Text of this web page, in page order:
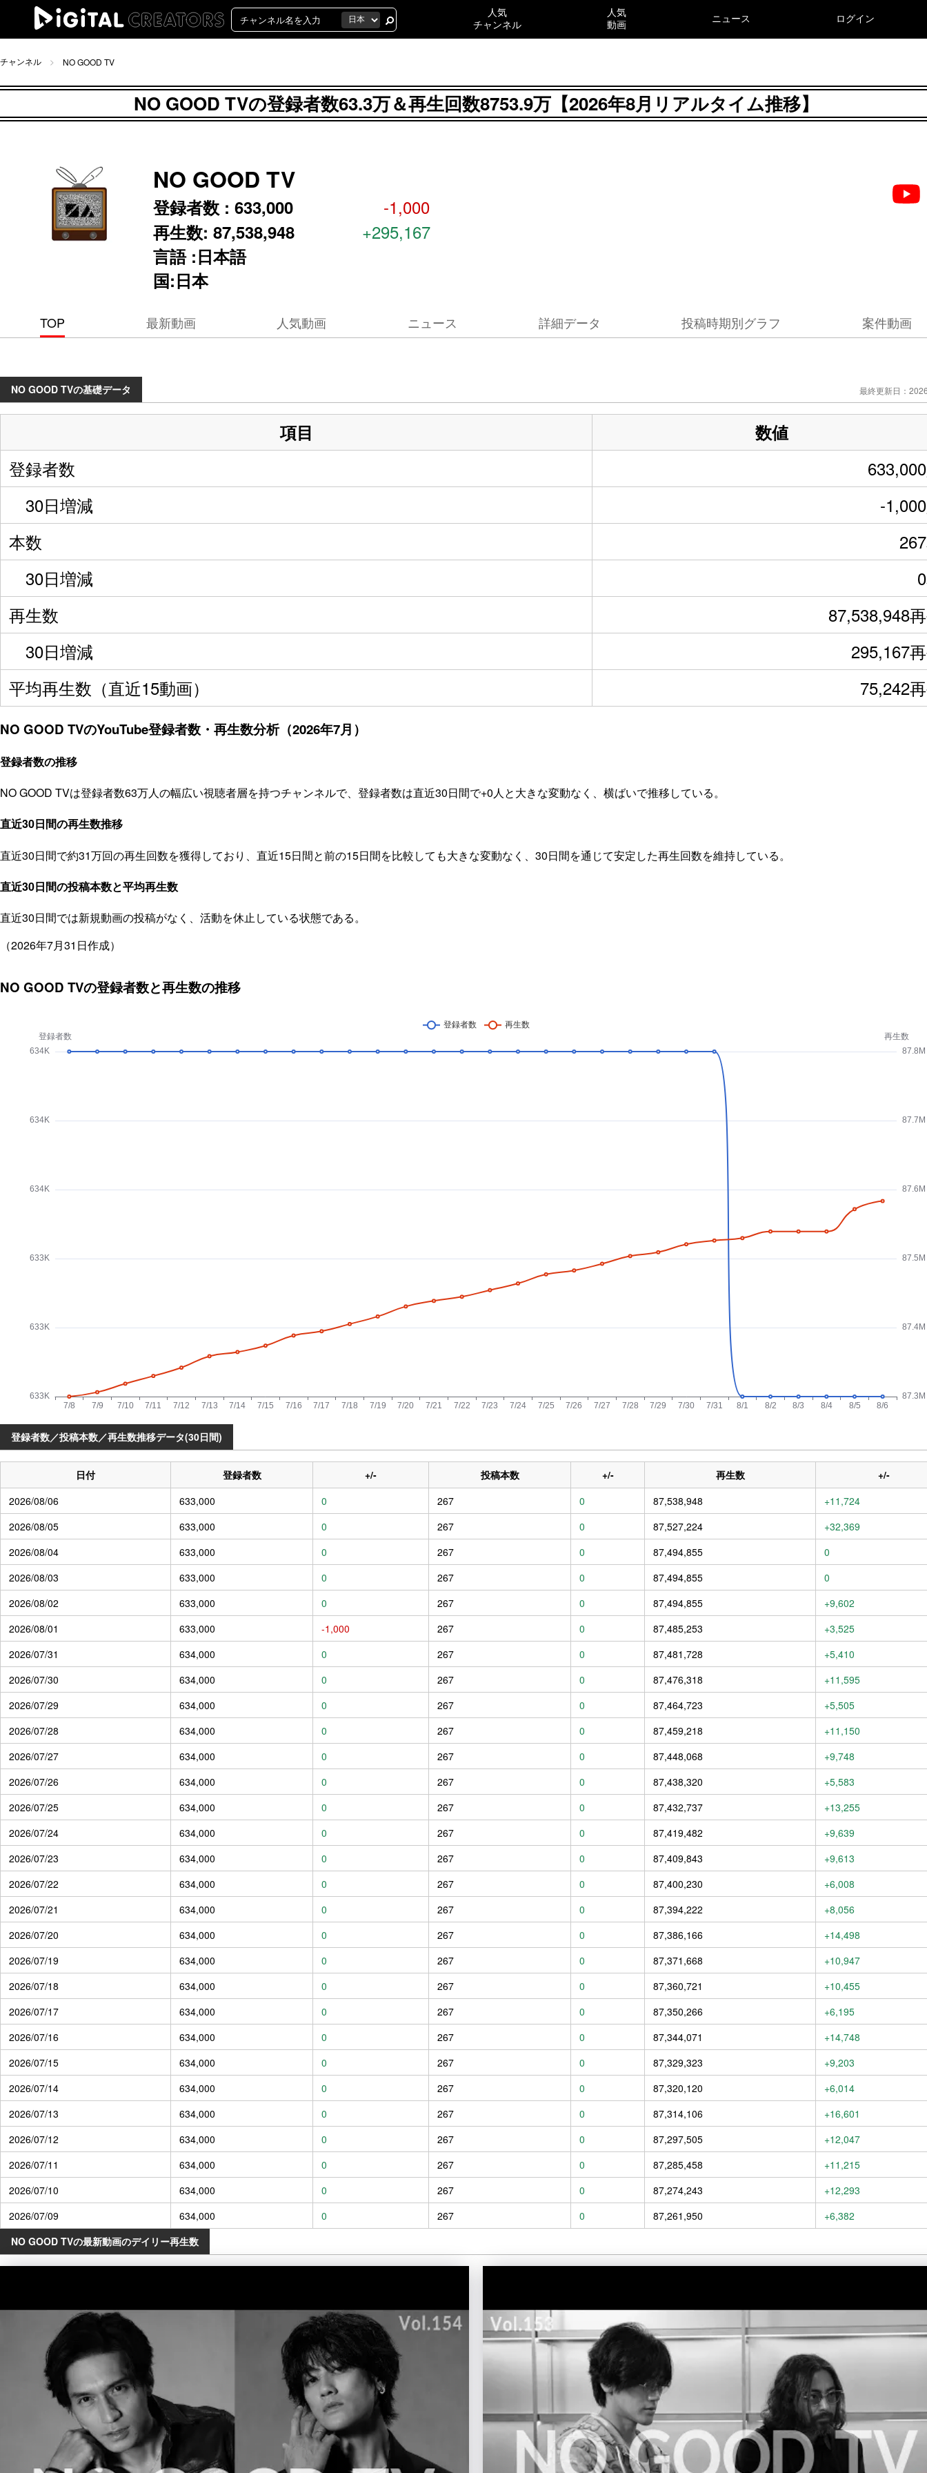
人気
チャンネル
人気
動画
ニュース ログイン
チャンネル NO GOOD TV
NO GOOD TVの登録者数63.3万＆再生回数8753.9万【2026年8月リアルタイム推移】
NO GOOD TV
登録者数 : 633,000 -1,000
再生数: 87,538,948 +295,167
言語 :日本語
国:日本
TOP 最新動画 人気動画 ニュース 詳細データ 投稿時期別グラフ 案件動画
NO GOOD TVの基礎データ 最終更新日：
項目 数値
登録者数
30日増減
-
本数
30日増減
再生数
87,538,948
30日増減
295,167
平均再生数（直近15動画）
75,242
NO GOOD TVのYouTube登録者数・再生数分析（2026年7月）
登録者数の推移
NO GOOD TVは登録者数63万人の幅広い視聴者層を持つチャンネルで、登録者数は直近30日間で+0人と大きな変動なく、横ばいで推移している。
直近30日間の再生数推移
直近30日間で約31万回の再生回数を獲得しており、直近15日間と前の15日間を比較しても大きな変動なく、30日間を通じて安定した再生回数を維持している。
直近30日間の投稿本数と平均再生数
直近30日間では新規動画の投稿がなく、活動を休止している状態である。
（2026年7月31日作成）
NO GOOD TVの登録者数と再生数の推移
登録者数／投稿本数／再生数推移データ(30日間)
日付 登録者数 +/- 投稿本数 +/- 再生数
+/-
2026/08/06
633,000 0 267 0 87,538,948
+11,724
2026/08/05
633,000 0 267 0 87,527,224
+32,369
2026/08/04
633,000 0 267 0 87,494,855
0
2026/08/03
633,000 0 267 0 87,494,855
0
2026/08/02
633,000 0 267 0 87,494,855
+9,602
2026/08/01
633,000 -1,000 267 0 87,485,253
+3,525
2026/07/31
634,000 0 267 0 87,481,728
+5,410
2026/07/30
634,000 0 267 0 87,476,318
+11,595
2026/07/29
634,000 0 267 0 87,464,723
+5,505
2026/07/28
634,000 0 267 0 87,459,218
+11,150
2026/07/27
634,000 0 267 0 87,448,068
+9,748
2026/07/26
634,000 0 267 0 87,438,320
+5,583
2026/07/25
634,000 0 267 0 87,432,737
+13,255
2026/07/24
634,000 0 267 0 87,419,482
+9,639
2026/07/23
634,000 0 267 0 87,409,843
+9,613
2026/07/22
634,000 0 267 0 87,400,230
+6,008
2026/07/21
634,000 0 267 0 87,394,222
+8,056
2026/07/20
634,000 0 267 0 87,386,166
+14,498
2026/07/19
634,000 0 267 0 87,371,668
+10,947
2026/07/18
634,000 0 267 0 87,360,721
+10,455
2026/07/17
634,000 0 267 0 87,350,266
+6,195
2026/07/16
634,000 0 267 0 87,344,071
+14,748
2026/07/15
634,000 0 267 0 87,329,323
+9,203
2026/07/14
634,000 0 267 0 87,320,120
+6,014
2026/07/13
634,000 0 267 0 87,314,106
+16,601
2026/07/12
634,000 0 267 0 87,297,505
+12,047
2026/07/11
634,000 0 267 0 87,285,458
+11,215
2026/07/10
634,000 0 267 0 87,274,243
+12,293
2026/07/09
634,000 0 267 0 87,261,950
+6,382
NO GOOD TVの最新動画のデイリー再生数